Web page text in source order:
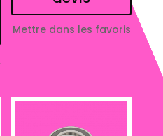
Mettre dans les favoris